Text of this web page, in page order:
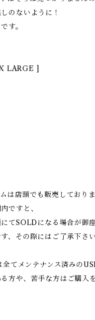
のないように！
す。
LARGE ]
は店頭でも販売しておりま
ですと、
てSOLDになる場合が御座
、その際にはご了承下さい
てメンテナンス済みの
方や、苦手な方はご購入